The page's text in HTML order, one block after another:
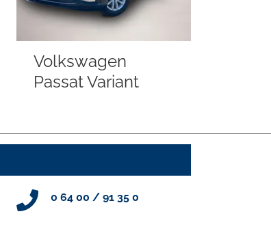
Volkswagen
Passat Variant
0 64 00 / 91 35 0